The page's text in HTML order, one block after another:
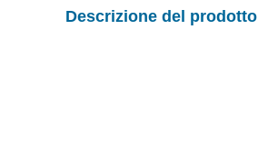
Descrizione del prodotto